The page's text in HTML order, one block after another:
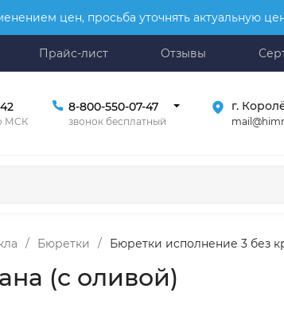
цен, просьба уточнять актуальную
Прайс-лист Отзывы
МСК
8-800-550-07-47
звонок бесплатный
г.
/ Бюретки / Бюретки исполнение 3 без
(с оливой)